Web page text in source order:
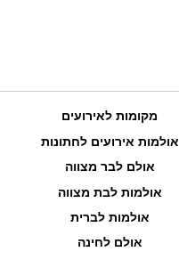
מקומות לאירועים
אולמות אירועים לחתונות
אולם לבר מצווה
אולמות לבת מצווה
אולמות לברית
אולם לחינה